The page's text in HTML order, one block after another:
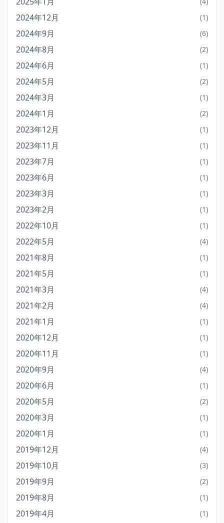
2024年12月 (1)
2024年9月 (6)
2024年8月 (2)
2024年6月 (1)
2024年5月 (2)
2024年3月 (1)
2024年1月 (2)
2023年12月 (1)
2023年11月 (1)
2023年7月 (1)
2023年6月 (1)
2023年3月 (1)
2023年2月 (1)
2022年10月 (1)
2022年5月 (4)
2021年8月 (1)
2021年5月 (1)
2021年3月 (4)
2021年2月 (4)
2021年1月 (1)
2020年12月 (1)
2020年11月 (1)
2020年9月 (4)
2020年6月 (1)
2020年5月 (2)
2020年3月 (1)
2020年1月 (1)
2019年12月 (4)
2019年10月 (3)
2019年9月 (2)
2019年8月 (1)
2019年4月 (1)